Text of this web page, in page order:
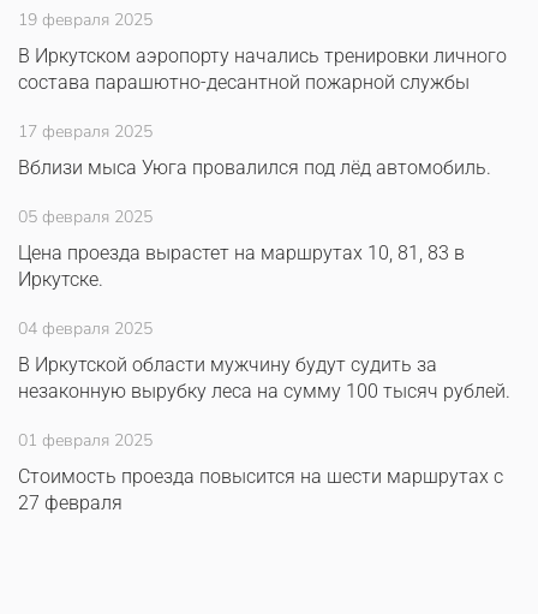
19 февраля 2025
В Иркутском аэропорту начались тренировки личного
состава парашютно-десантной пожарной службы
17 февраля 2025
Вблизи мыса Уюга провалился под лёд автомобиль.
05 февраля 2025
Цена проезда вырастет на маршрутах 10, 81, 83 в
Иркутске.
04 февраля 2025
В Иркутской области мужчину будут судить за
незаконную вырубку леса на сумму 100 тысяч рублей.
01 февраля 2025
Стоимость проезда повысится на шести маршрутах с
27 февраля